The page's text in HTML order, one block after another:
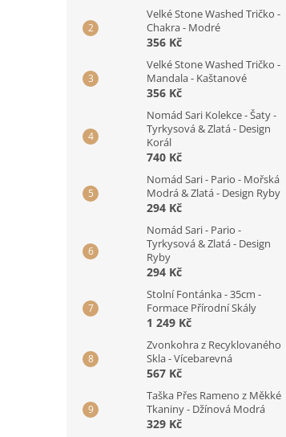
Velké Stone Washed Tričko -
Chakra - Modré
356 Kč
Velké Stone Washed Tričko -
Mandala - Kaštanové
356 Kč
Nomád Sari Kolekce - Šaty -
Tyrkysová & Zlatá - Design
Korál
740 Kč
Nomád Sari - Pario - Mořská
Modrá & Zlatá - Design Ryby
294 Kč
Nomád Sari - Pario -
Tyrkysová & Zlatá - Design
Ryby
294 Kč
Stolní Fontánka - 35cm -
Formace Přírodní Skály
1 249 Kč
Zvonkohra z Recyklovaného
Skla - Vícebarevná
567 Kč
Taška Přes Rameno z Měkké
Tkaniny - Džínová Modrá
329 Kč